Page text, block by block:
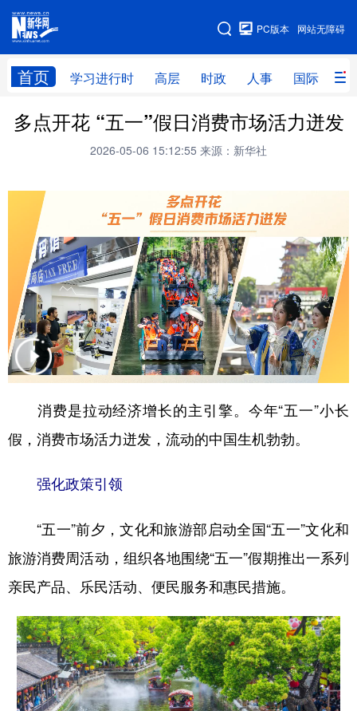
网站无障碍
PC版本
首页 学习进行时 高层 时政 人事 国际 财
网站地图
学习进行时 高层 时政 人事
财经 网评
台湾
科创 量子
文化 书画 健康 军事
访谈 视频 图片 政务
法律 中央文件 金融 汽车
食品 人居 信息化 数字经济
学术中国 乡村振兴 银龄 溯源中国
城市 旅游 能源 会展
公益 一带一路
文化产业
地方频道
北京 天津 河北 山西
辽宁 吉林 上海 江苏
浙江 安徽 福建 江西
多点开花 “五一”假日消费市场活力迸发
2026-05-06 15:12:55 来源：新华社
消费是拉动经济增长的主引擎。今年“五一”小长
假，消费市场活力迸发，流动的中国生机勃勃。
强化政策引领
“五一”前夕，文化和旅游部启动全国“五一”文化和
旅游消费周活动，组织各地围绕“五一”假期推出一系列
亲民产品、乐民活动、便民服务和惠民措施。